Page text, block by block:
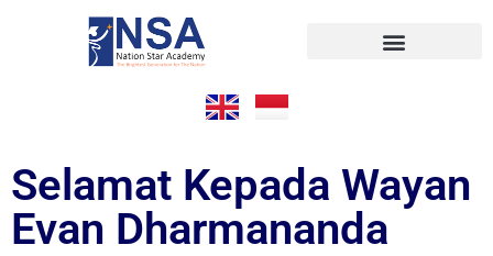
Selamat Kepada Wayan
Evan Dharmananda